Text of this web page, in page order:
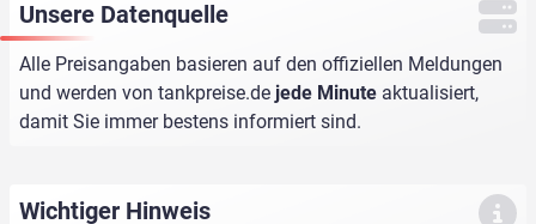
Unsere Datenquelle
Alle Preisangaben basieren auf den offiziellen Meldungen
und werden von tankpreise.de jede Minute aktualisiert,
damit Sie immer bestens informiert sind.
Wichtiger Hinweis